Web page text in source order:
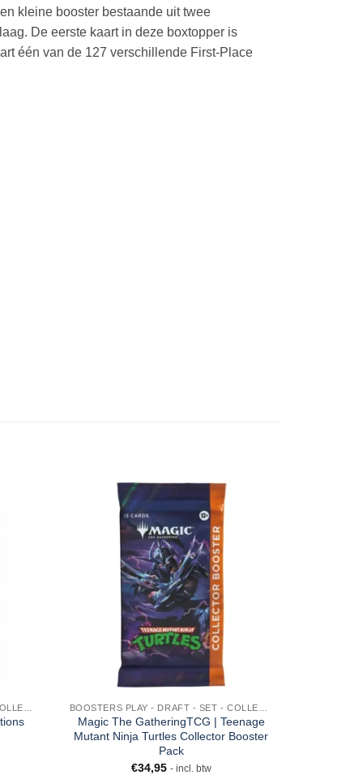
kleine booster bestaande uit twee
De eerste kaart in deze boxtopper is
één van de 127 verschillende First-Place
Magic The GatheringTCG | Teenage
Mutant Ninja Turtles Collector Booster
Pack
€34,95 - incl. btw